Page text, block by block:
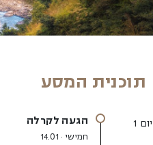
תוכנית המסע
יום 1 הגעה לקרלה
חמישי · 14.01